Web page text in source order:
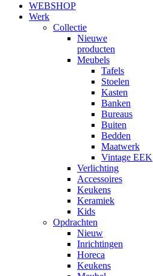
WEBSHOP
Werk
Collectie
Nieuwe
producten
Meubels
Tafels
Stoelen
Kasten
Banken
Bureaus
Buiten
Bedden
Maatwerk
Vintage EEK
Verlichting
Accessoires
Keukens
Keramiek
Kids
Opdrachten
Nieuw
Inrichtingen
Horeca
Keukens